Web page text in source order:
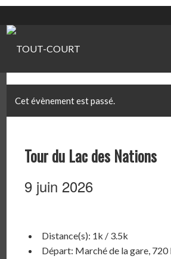
Cet évènement est passé.
Tour du Lac des Nations
9 juin 2026
Distance(s): 1k / 3.5k
Départ: Marché de la gare, 720